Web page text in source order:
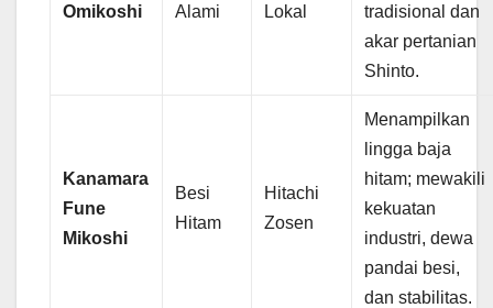
Omikoshi
Alami
Lokal
tradisional dan
akar pertanian
Shinto.
Kanamara
Fune
Mikoshi
Besi
Hitam
Hitachi
Zosen
Menampilkan
lingga baja
hitam; mewakili
kekuatan
industri, dewa
pandai besi,
dan stabilitas.